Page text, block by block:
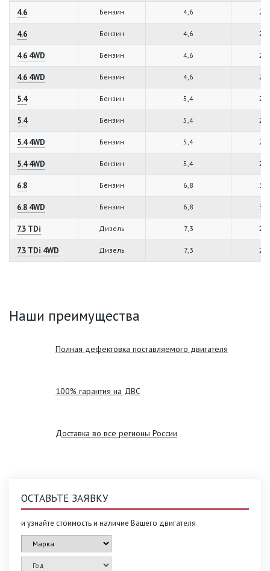
4.6 Бензин 4,6
4.6 Бензин 4,6
4.6 4WD Бензин 4,6
4.6 4WD Бензин 4,6
5.4 Бензин 5,4
5.4 Бензин 5,4
5.4 4WD Бензин 5,4
5.4 4WD Бензин 5,4
6.8 Бензин 6,8
6.8 4WD Бензин 6,8
7.3 TDi Дизель 7,3
7.3 TDi 4WD Дизель 7,3
Наши преимущества
Полная дефектовка поставляемого двигателя
100% гарантия на ДВС
Доставка во все регионы России
ОСТАВЬТЕ ЗАЯВКУ
и узнайте стоимость и наличие Вашего двигателя